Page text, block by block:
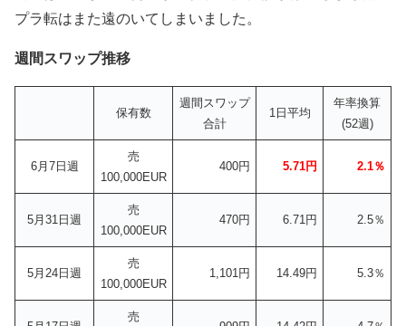
プラ転はまた遠のいてしまいました。
週間スワップ推移
保有数
週間スワップ
合計
1日平均
年率換算
(52週)
6月7日週
売
100,000EUR
400円 5.71円 2.1％
5月31日週
売
100,000EUR
470円 6.71円 2.5％
5月24日週
売
100,000EUR
1,101円 14.49円 5.3％
売